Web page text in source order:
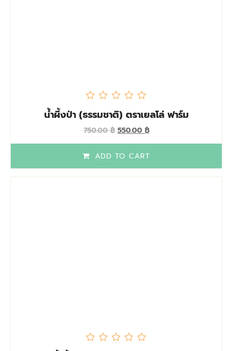
of
น้ำผึ้งป่า (ธรรมชาติ) ตราเยลโล่ ฟาร์ม
750.00฿ Original
750.00 ฿.
550.00 ฿Current
ADD TO CART